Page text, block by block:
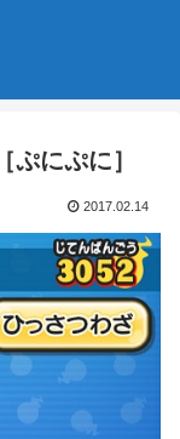
にぷに］
2017.02.14